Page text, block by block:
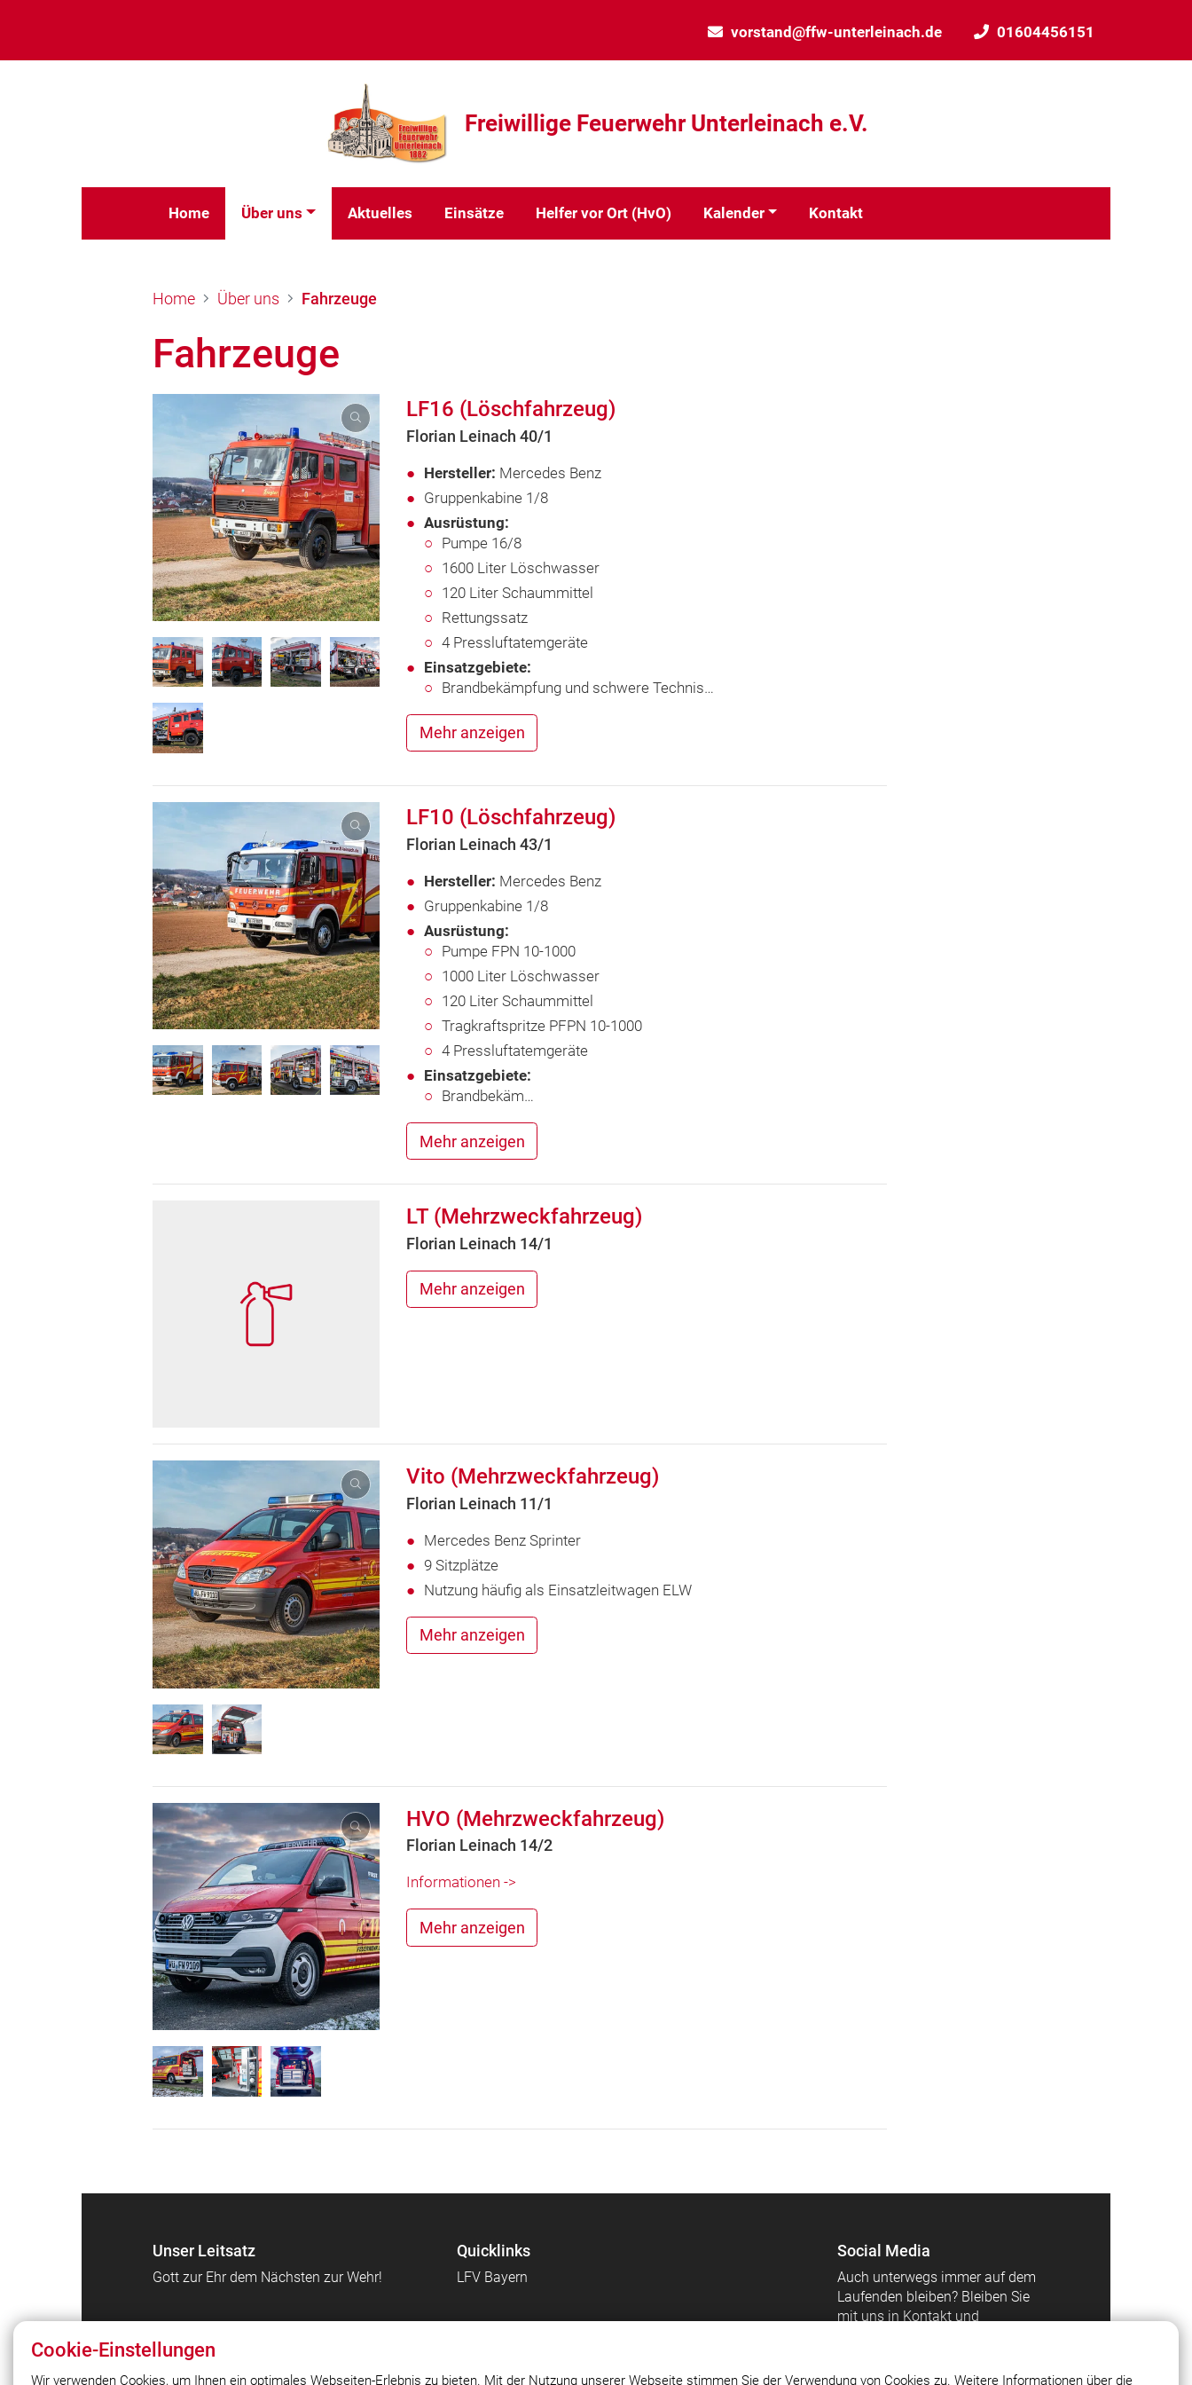
vorstand@ffw-unterleinach.de 01604456151
Freiwillige Feuerwehr Unterleinach e.V.
Home Über uns Aktuelles Einsätze Helfer vor Ort (HvO) Kalender Kontakt
Home Über uns Fahrzeuge
Fahrzeuge
LF16 (Löschfahrzeug)
Florian Leinach 40/1
Hersteller: Mercedes Benz
Gruppenkabine 1/8
Ausrüstung:
Pumpe 16/8
1600 Liter Löschwasser
120 Liter Schaummittel
Rettungssatz
4 Pressluftatemgeräte
Einsatzgebiete:
Brandbekämpfung und schwere Technis…
Mehr anzeigen
LF10 (Löschfahrzeug)
Florian Leinach 43/1
Hersteller: Mercedes Benz
Gruppenkabine 1/8
Ausrüstung:
Pumpe FPN 10-1000
1000 Liter Löschwasser
120 Liter Schaummittel
Tragkraftspritze PFPN 10-1000
4 Pressluftatemgeräte
Einsatzgebiete:
Brandbekäm…
Mehr anzeigen
LT (Mehrzweckfahrzeug)
Florian Leinach 14/1
Mehr anzeigen
Vito (Mehrzweckfahrzeug)
Florian Leinach 11/1
Mercedes Benz Sprinter
9 Sitzplätze
Nutzung häufig als Einsatzleitwagen ELW
Mehr anzeigen
HVO (Mehrzweckfahrzeug)
Florian Leinach 14/2
Informationen ->
Mehr anzeigen
Unser Leitsatz
Gott zur Ehr dem Nächsten zur Wehr!
Quicklinks
LFV Bayern
Social Media
Auch unterwegs immer auf dem
Laufenden bleiben? Bleiben Sie
mit uns in Kontakt und
Cookie-Einstellungen
Wir verwenden Cookies, um Ihnen ein optimales Webseiten-Erlebnis zu bieten. Mit der Nutzung unserer Webseite stimmen Sie der Verwendung von Cookies zu. Weitere Informationen über die